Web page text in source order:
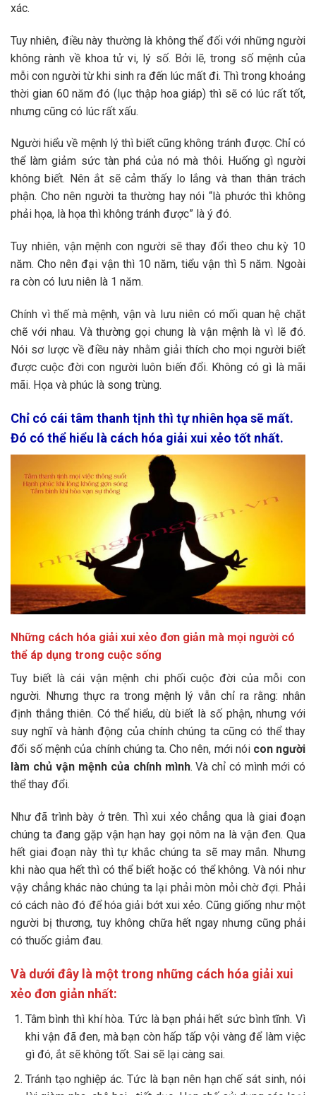
xác.
Tuy nhiên, điều này thường là không thể đối với những người
không rành về khoa tử vi, lý số. Bởi lẽ, trong số mệnh của
mỗi con người từ khi sinh ra đến lúc mất đi. Thì trong khoảng
thời gian 60 năm đó (lục thập hoa giáp) thì sẽ có lúc rất tốt,
nhưng cũng có lúc rất xấu.
Người hiểu về mệnh lý thì biết cũng không tránh được. Chỉ có
thể làm giảm sức tàn phá của nó mà thôi. Huống gì người
không biết. Nên ắt sẽ cảm thấy lo lắng và than thân trách
phận. Cho nên người ta thường hay nói “là phước thì không
phải họa, là họa thì không tránh được” là ý đó.
Tuy nhiên, vận mệnh con người sẽ thay đổi theo chu kỳ 10
năm. Cho nên đại vận thì 10 năm, tiểu vận thì 5 năm. Ngoài
ra còn có lưu niên là 1 năm.
Chính vì thế mà mệnh, vận và lưu niên có mối quan hệ chặt
chẽ với nhau. Và thường gọi chung là vận mệnh là vì lẽ đó.
Nói sơ lược về điều này nhằm giải thích cho mọi người biết
được cuộc đời con người luôn biến đổi. Không có gì là mãi
mãi. Họa và phúc là song trùng.
Chỉ có cái tâm thanh tịnh thì tự nhiên họa sẽ mất.
Đó có thể hiểu là cách hóa giải xui xẻo tốt nhất.
Những cách hóa giải xui xẻo đơn giản mà mọi người có
thể áp dụng trong cuộc sống
Tuy biết là cái vận mệnh chi phối cuộc đời của mỗi con
người. Nhưng thực ra trong mệnh lý vẫn chỉ ra rằng: nhân
định thắng thiên. Có thể hiểu, dù biết là số phận, nhưng với
suy nghĩ và hành động của chính chúng ta cũng có thể thay
đổi số mệnh của chính chúng ta. Cho nên, mới nói con người
làm chủ vận mệnh của chính mình. Và chỉ có mình mới có
thể thay đổi.
Như đã trình bày ở trên. Thì xui xẻo chẳng qua là giai đoạn
chúng ta đang gặp vận hạn hay gọi nôm na là vận đen. Qua
hết giai đoạn này thì tự khắc chúng ta sẽ may mắn. Nhưng
khi nào qua hết thì có thể biết hoặc có thể không. Và nói như
vậy chẳng khác nào chúng ta lại phải mòn mỏi chờ đợi. Phải
có cách nào đó để hóa giải bớt xui xẻo. Cũng giống như một
người bị thương, tuy không chữa hết ngay nhưng cũng phải
có thuốc giảm đau.
Và dưới đây là một trong những cách hóa giải xui
xẻo đơn giản nhất:
Tâm bình thì khí hòa. Tức là bạn phải hết sức bình tĩnh. Vì
khi vận đã đen, mà bạn còn hấp tấp vội vàng để làm việc
gì đó, ắt sẽ không tốt. Sai sẽ lại càng sai.
Tránh tạo nghiệp ác. Tức là bạn nên hạn chế sát sinh, nói